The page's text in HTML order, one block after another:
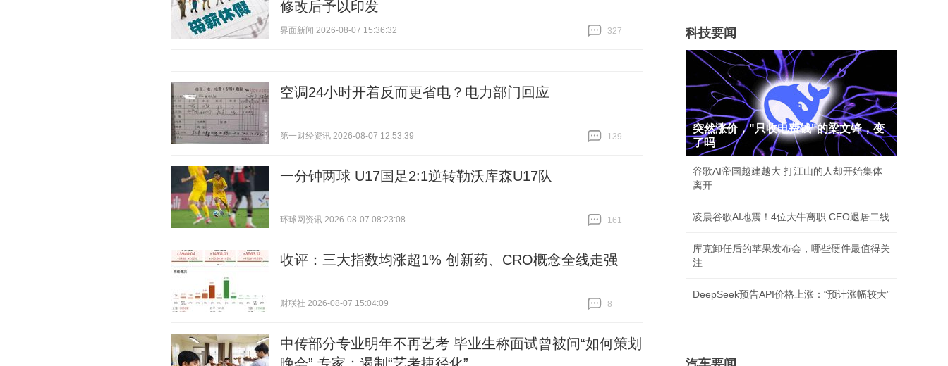
修改后予以印发
界面新闻 2026-08-07 15:36:32
327
空调24小时开着反而更省电？电力部门回应
第一财经资讯 2026-08-07 12:53:39
139
一分钟两球 U17国足2:1逆转勒沃库森U17队
环球网资讯 2026-08-07 08:23:08
161
收评：三大指数均涨超1% 创新药、CRO概念全线走强
财联社 2026-08-07 15:04:09
8
中传部分专业明年不再艺考 毕业生称面试曾被问“如何策划
科技要闻
突然涨价，"只收电费钱"的梁文锋，变
了吗
谷歌AI帝国越建越大 打江山的人却开始集体
离开
凌晨谷歌AI地震！4位大牛离职 CEO退居二线
库克卸任后的苹果发布会，哪些硬件最值得关
注
DeepSeek预告API价格上涨：“预计涨幅较大”